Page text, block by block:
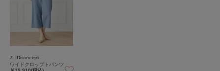
7-IDconcept.
ワイドクロップトパンツ